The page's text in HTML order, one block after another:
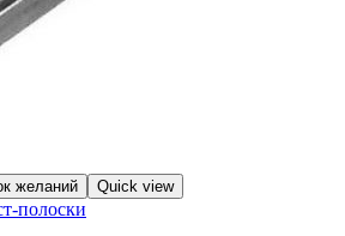
желаний Quick view
полоски